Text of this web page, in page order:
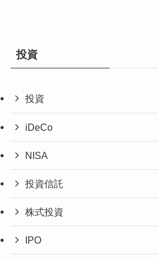
投資
投資
iDeCo
NISA
投資信託
株式投資
IPO